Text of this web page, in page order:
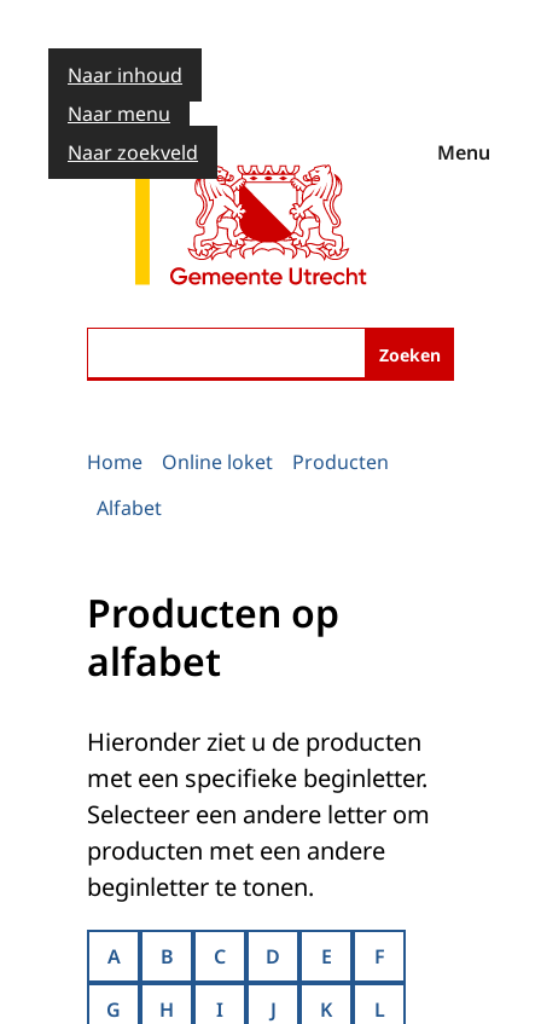
Naar inhoud
Naar menu
Naar zoekveld
Zoeken
Menu
Home Online loket
Producten
Alfabet
Producten op
alfabet
Hieronder ziet u de producten
met een specifieke beginletter.
Selecteer een andere letter om
producten met een andere
beginletter te tonen.
A B C D E
F
G
H I J K
L